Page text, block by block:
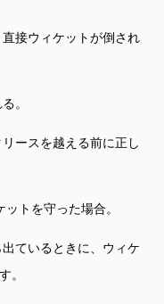
接ウィケットが倒され
。
ースを越える前に正し
トを守った場合。
ているときに、ウィケ
。